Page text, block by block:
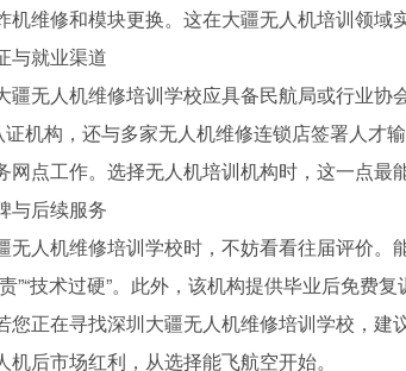
机维修和模块更换。这在大疆无人机培训领域
与就业渠道
疆无人机维修培训学校应具备民航局或行业
证机构，还与多家无人机维修连锁店签署人才
网点工作。选择无人机培训机构时，这一点最
与后续服务
无人机维修培训学校时，不妨看看往届评价
”“技术过硬”。此外，该机构提供毕业后免费
您正在寻找深圳大疆无人机维修培训学校，
机后市场红利，从选择能飞航空开始。